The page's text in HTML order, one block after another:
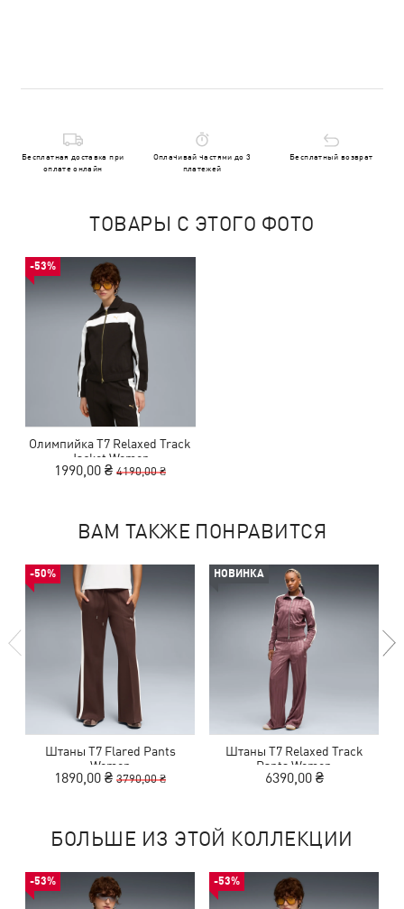
Бесплатная доставка при
оплате онлайн
Оплачивай частями до 3
платежей
Бесплатный возврат
ТОВАРЫ С ЭТОГО ФОТО
-53%
Олимпийка T7 Relaxed Track
Jacket Women
1990,00 ₴4190,00 ₴
ВАМ ТАКЖЕ ПОНРАВИТСЯ
-50%
Штаны T7 Flared Pants
Women
1890,00 ₴ 3790,00 ₴
НОВИНКА
Штаны T7 Relaxed Track
Pants Women
6390,00 ₴
БОЛЬШЕ ИЗ ЭТОЙ КОЛЛЕКЦИИ
-53% -53%